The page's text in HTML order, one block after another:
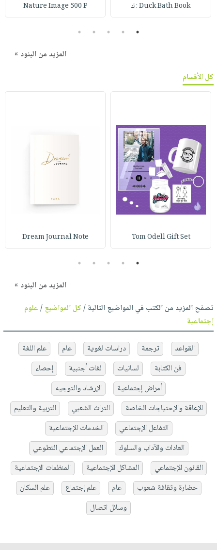
Duck Bath Book : ك Nature Image 500 P
1
2
3
4
5
المزيد من البنود »
كل الأقسام
Tom Odell Gift Set
Dream Journal Note
1
2
3
4
5
المزيد من البنود »
تصفح المزيد من الكتب في المواضيع التالية /كل المواضيع/علوم
إجتماعية
القواعد ترجمة دراسات لغوية عام
علم اللغة
فن الكتابة
لسانيات لغات أجنبية
إحصاء
أمراض إجتماعية
الإرشاد والتوجيه
الإعاقة والإحتياجات الخاصة
التراث الشعبي
التربية والتعليم
التفاعل الإجتماعي
الخدمات الإجتماعية
العادات والآداب والسلوك
العمل الإجتماعي التطوعي
القانون الإجتماعي
المشاكل الإجتماعية
المنظمات الإجتماعية
حضارة وثقافة شعوب
عام علم إجتماع
علم السكان
وسائل اتصال